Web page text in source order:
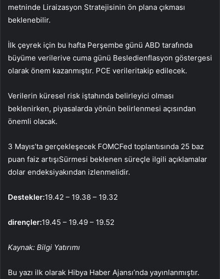
metninde Liraizasyon Stratejisinin ön plana çıkması
beklenebilir.
İlk çeyrek için bu hafta Perşembe günü ABD tarafında
büyüme verilerive cuma günü Besledienflasyon göstergesi
olarak önem kazanmıştır. PCE verileritakip edilecek.
Verilerin küresel risk iştahında belirleyici olması
beklenirken, piyasalarda yönün belirlenmesi açısından
önemli olacak.
3 Mayıs’ta gerçekleşecek FOMCFed toplantısında 25 baz
puan faiz artışıSürmesi beklenen süreçle ilgili açıklamalar
dolar endeksiyakından izlenmelidir.
Destekler:19.42 – 19.38 – 19.32
dirençler:19.45 – 19.49 – 19.52
Kaynak: Bilgi Yatırımı
Bu yazı ilk olarak Hibya Haber Ajansı’nda yayınlanmıştır.